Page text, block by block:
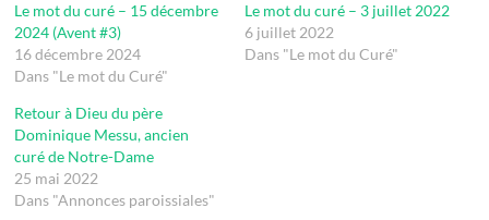
Le mot du curé – 15 décembre
2024 (Avent #3)
16 décembre 2024
Dans "Le mot du Curé"
Le mot du curé – 3 juillet 2022
6 juillet 2022
Dans "Le mot du Curé"
Retour à Dieu du père
Dominique Messu, ancien
curé de Notre-Dame
25 mai 2022
Dans "Annonces paroissiales"